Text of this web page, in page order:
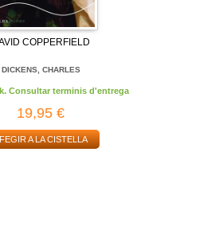
COPPERFIELD
DICKENS, CHARLES
Consultar terminis d'entrega
19,95 €
A LA CISTELLA